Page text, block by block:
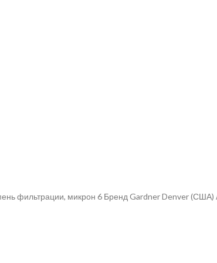
фильтрации, микрон 6 Бренд Gardner Denver